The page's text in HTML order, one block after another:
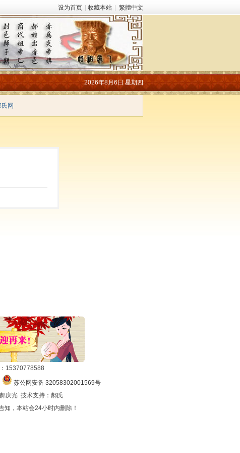
设为首页 收藏本站 繁體中文
2026年8月6日 星期四
氏网
15370778588
苏公网安备 32058302001569号
庆光 技术支持： 郝氏
知，本站会24小时内删除！